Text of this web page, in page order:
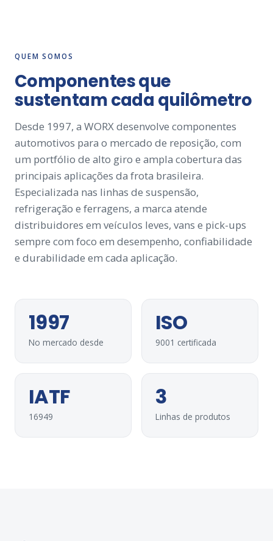
QUEM SOMOS
Componentes que
sustentam cada quilômetro
Desde 1997, a WORX desenvolve componentes
automotivos para o mercado de reposição, com
um portfólio de alto giro e ampla cobertura das
principais aplicações da frota brasileira.
Especializada nas linhas de suspensão,
refrigeração e ferragens, a marca atende
distribuidores em veículos leves, vans e pick-ups
sempre com foco em desempenho, confiabilidade
e durabilidade em cada aplicação.
1997
No mercado desde
ISO
9001 certificada
IATF
16949
3
Linhas de produtos